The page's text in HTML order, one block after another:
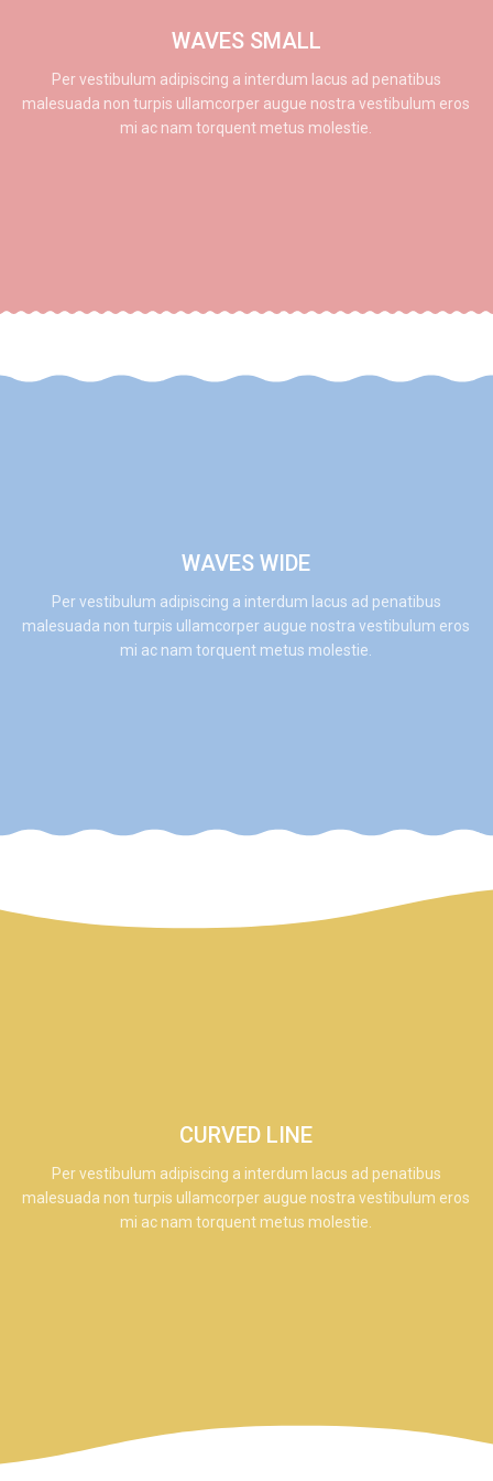
WAVES SMALL
Per vestibulum adipiscing a interdum lacus ad penatibus
malesuada non turpis ullamcorper augue nostra vestibulum eros
mi ac nam torquent metus molestie.
WAVES WIDE
Per vestibulum adipiscing a interdum lacus ad penatibus
malesuada non turpis ullamcorper augue nostra vestibulum eros
mi ac nam torquent metus molestie.
CURVED LINE
Per vestibulum adipiscing a interdum lacus ad penatibus
malesuada non turpis ullamcorper augue nostra vestibulum eros
mi ac nam torquent metus molestie.